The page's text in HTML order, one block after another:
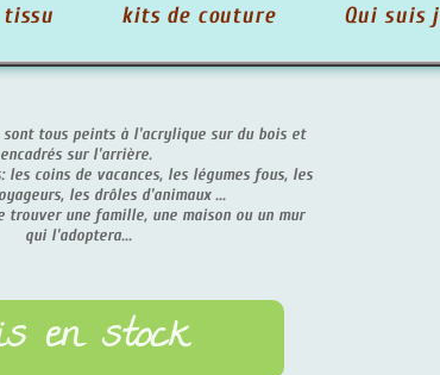
kits de couture Qui suis je ?
tous peints à l'acrylique sur du bois et
sur l'arrière.
coins de vacances, les légumes fous, les
les drôles d'animaux ...
une famille, une maison ou un mur
qui l'adoptera...
en stock